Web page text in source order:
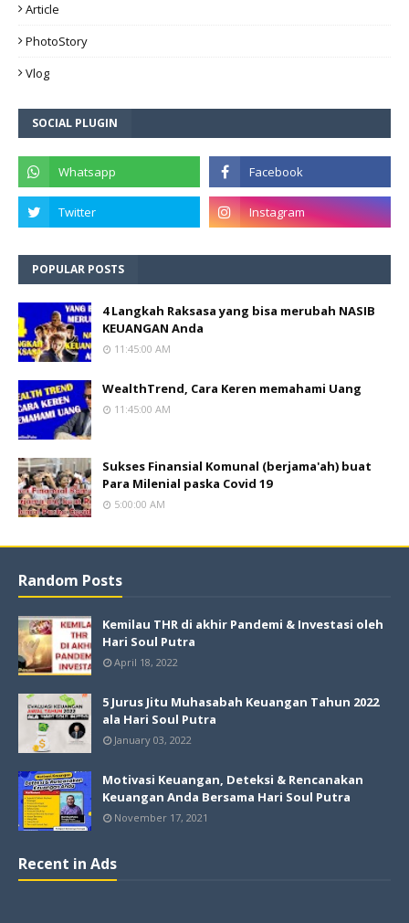
Article
PhotoStory
Vlog
SOCIAL PLUGIN
POPULAR POSTS
4 Langkah Raksasa yang bisa merubah NASIB
KEUANGAN Anda
11:45:00 AM
WealthTrend, Cara Keren memahami Uang
11:45:00 AM
Sukses Finansial Komunal (berjama'ah) buat
Para Milenial paska Covid 19
5:00:00 AM
Random Posts
Kemilau THR di akhir Pandemi & Investasi oleh
Hari Soul Putra
April 18, 2022
5 Jurus Jitu Muhasabah Keuangan Tahun 2022
ala Hari Soul Putra
January 03, 2022
Motivasi Keuangan, Deteksi & Rencanakan
Keuangan Anda Bersama Hari Soul Putra
November 17, 2021
Recent in Ads